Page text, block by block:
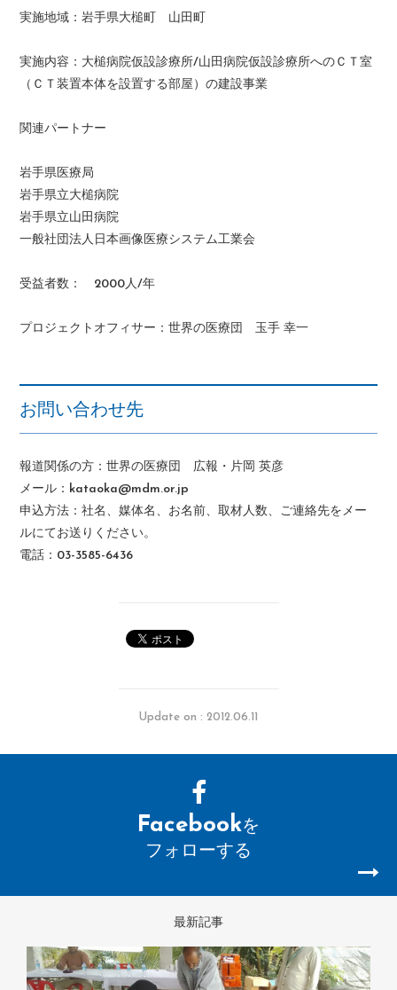
実施地域：岩手県大槌町 山田町
実施内容：大槌病院仮設診療所/山田病院仮設診療所へのＣＴ室
（ＣＴ装置本体を設置する部屋）の建設事業
関連パートナー
岩手県医療局
岩手県立大槌病院
岩手県立山田病院
一般社団法人日本画像医療システム工業会
受益者数： 2000人/年
プロジェクトオフィサー：世界の医療団 玉手 幸一
お問い合わせ先
報道関係の方：世界の医療団 広報・片岡 英彦
メール：kataoka@mdm.or.jp
申込方法：社名、媒体名、お名前、取材人数、ご連絡先をメー
ルにてお送りください。
電話：03-3585-6436
Update on : 2012.06.11
Facebookを
フォローする
最新記事